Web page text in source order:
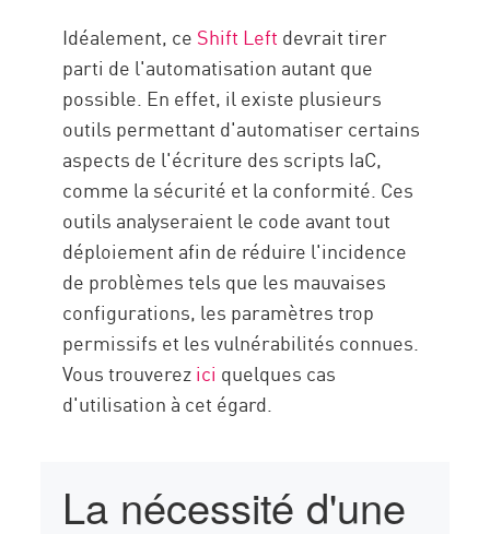
Idéalement, ce Shift Left devrait tirer
parti de l'automatisation autant que
possible. En effet, il existe plusieurs
outils permettant d'automatiser certains
aspects de l'écriture des scripts IaC,
comme la sécurité et la conformité. Ces
outils analyseraient le code avant tout
déploiement afin de réduire l'incidence
de problèmes tels que les mauvaises
configurations, les paramètres trop
permissifs et les vulnérabilités connues.
Vous trouverezici quelques cas
d'utilisation à cet égard.
La nécessité d'une